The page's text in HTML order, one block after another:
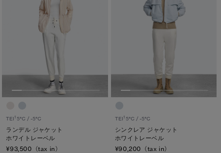
TEI1 5°C / -5°C
ランデル ジャケット
ホワイトレーベル
¥93,500（tax in）
TEI15°C / -5°C
シンクレア ジャケット
ホワイトレーベル
¥90,200（tax in）